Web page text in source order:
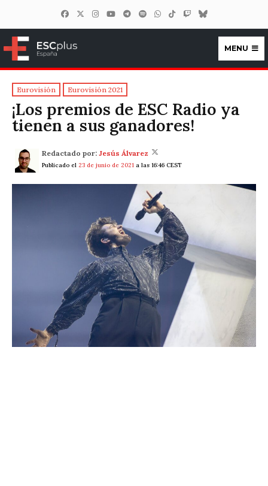
ESCplus España
MENU
Eurovisión Eurovisión 2021
¡Los premios de ESC Radio ya
tienen a sus ganadores!
Redactado por: Jesús Álvarez
Publicado el 23 de junio de 2021 a las 16:46 CEST